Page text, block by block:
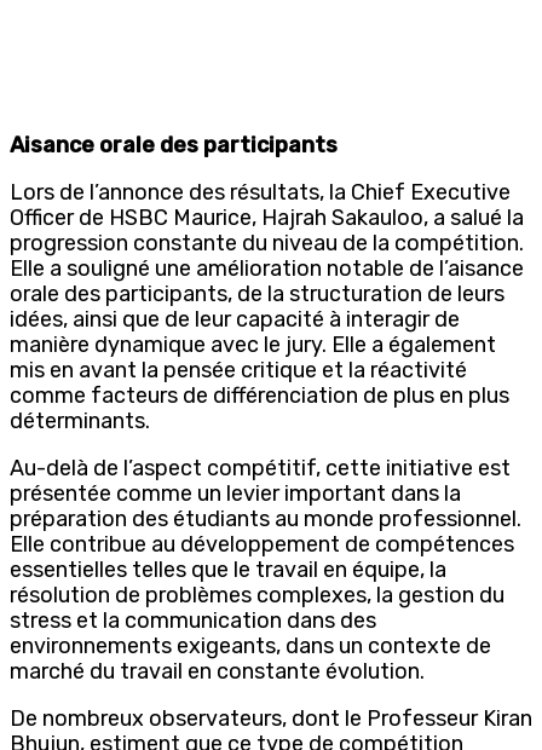
Aisance orale des participants
Lors de l’annonce des résultats, la Chief Executive
Officer de HSBC Maurice, Hajrah Sakauloo, a salué la
progression constante du niveau de la compétition.
Elle a souligné une amélioration notable de l’aisance
orale des participants, de la structuration de leurs
idées, ainsi que de leur capacité à interagir de
manière dynamique avec le jury. Elle a également
mis en avant la pensée critique et la réactivité
comme facteurs de différenciation de plus en plus
déterminants.
Au-delà de l’aspect compétitif, cette initiative est
présentée comme un levier important dans la
préparation des étudiants au monde professionnel.
Elle contribue au développement de compétences
essentielles telles que le travail en équipe, la
résolution de problèmes complexes, la gestion du
stress et la communication dans des
environnements exigeants, dans un contexte de
marché du travail en constante évolution.
De nombreux observateurs, dont le Professeur Kiran
Bhujun, estiment que ce type de compétition